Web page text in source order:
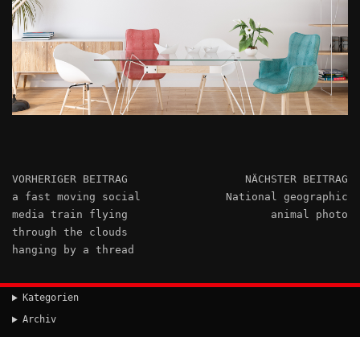
VORHERIGER BEITRAG
a fast moving social
media train flying
through the clouds
hanging by a thread
NÄCHSTER BEITRAG
National geographic
animal photo
Kategorien
Archiv